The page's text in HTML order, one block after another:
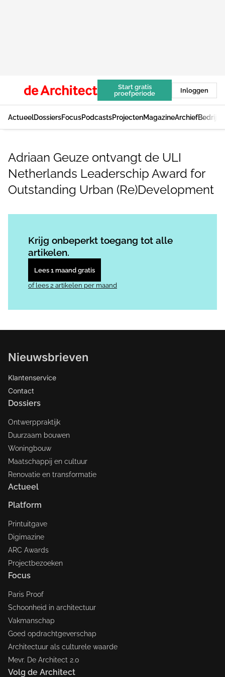
Start gratis
proefperiode
Inloggen
ActueelDossiersFocusPodcastsProjectenMagazineArchief
Adriaan Geuze ontvangt de ULI
Netherlands Leaderschip Award for
Outstanding Urban (Re)Development
Krijg onbeperkt toegang tot alle
artikelen.
Lees 1 maand gratis
of lees 2 artikelen per maand
Nieuwsbrieven
Klantenservice
Contact
Dossiers
Ontwerppraktijk
Duurzaam bouwen
Woningbouw
Maatschappij en cultuur
Renovatie en transformatie
Actueel
Platform
Printuitgave
Digimazine
ARC Awards
Projectbezoeken
Focus
Paris Proof
Schoonheid in architectuur
Vakmanschap
Goed opdrachtgeverschap
Architectuur als culturele waarde
Mevr. De Architect 2.0
Volg de Architect